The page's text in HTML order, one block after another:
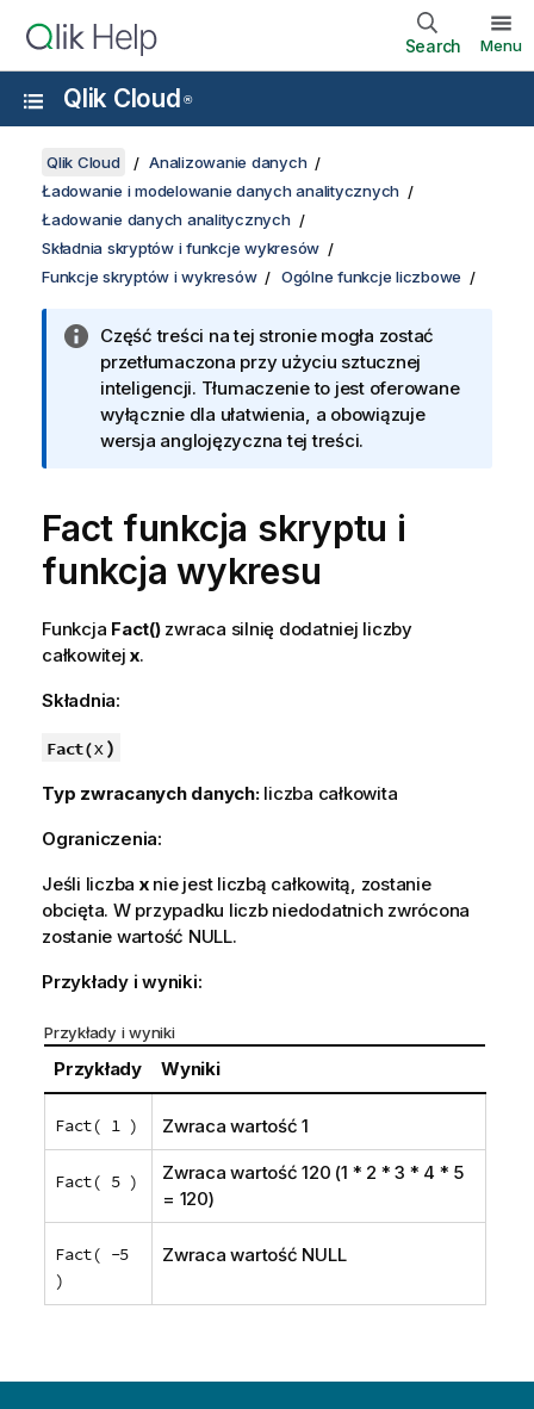
Search Menu
Qlik Cloud ®
Qlik Cloud
Analizowanie danych
Ładowanie i modelowanie danych analitycznych
Ładowanie danych analitycznych
Składnia skryptów i funkcje wykresów
Funkcje skryptów i wykresów
Ogólne funkcje liczbowe
Część treści na tej stronie mogła zostać
przetłumaczona przy użyciu sztucznej
inteligencji. Tłumaczenie to jest oferowane
wyłącznie dla ułatwienia, a obowiązuje
wersja anglojęzyczna tej treści.
Fact funkcja skryptu i
funkcja wykresu
Funkcja Fact()zwraca silnię dodatniej liczby
całkowitejx.
Składnia:
Fact(x)
Typ zwracanych danych: liczba całkowita
Ograniczenia:
Jeśli liczba xnie jest liczbą całkowitą, zostanie
obcięta. W przypadku liczb niedodatnich zwrócona
zostanie wartość NULL.
Przykłady i wyniki:
Przykłady i wyniki
Przykłady Wyniki
Fact( 1 ) Zwraca wartość 1
Fact( 5 )
Zwraca wartość 120 (1 * 2 * 3 * 4 * 5
= 120)
Fact( -5
)
Zwraca wartość NULL